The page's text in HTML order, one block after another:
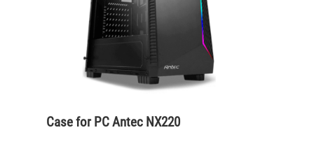
Case for PC Antec NX220